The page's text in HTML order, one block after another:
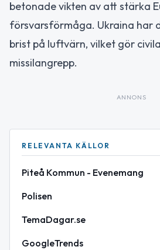
betonade vikten av att stärka
försvarsförmåga. Ukraina har
brist på luftvärn, vilket gör
missilangrepp.
ANNONS
RELEVANTA KÄLLOR
Piteå Kommun - Evenemang
Polisen
TemaDagar.se
GoogleTrends